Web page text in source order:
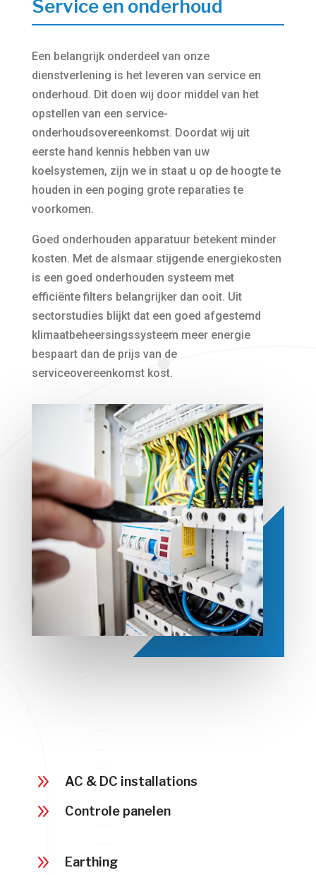
Service en onderhoud
Een belangrijk onderdeel van onze
dienstverlening is het leveren van service en
onderhoud. Dit doen wij door middel van het
opstellen van een service-
onderhoudsovereenkomst. Doordat wij uit
eerste hand kennis hebben van uw
koelsystemen, zijn we in staat u op de hoogte te
houden in een poging grote reparaties te
voorkomen.
Goed onderhouden apparatuur betekent minder
kosten. Met de alsmaar stijgende energiekosten
is een goed onderhouden systeem met
efficiënte filters belangrijker dan ooit. Uit
sectorstudies blijkt dat een goed afgestemd
klimaatbeheersingssysteem meer energie
bespaart dan de prijs van de
serviceovereenkomst kost.
9 AC & DC installations
9 Controle panelen
9 Earthing